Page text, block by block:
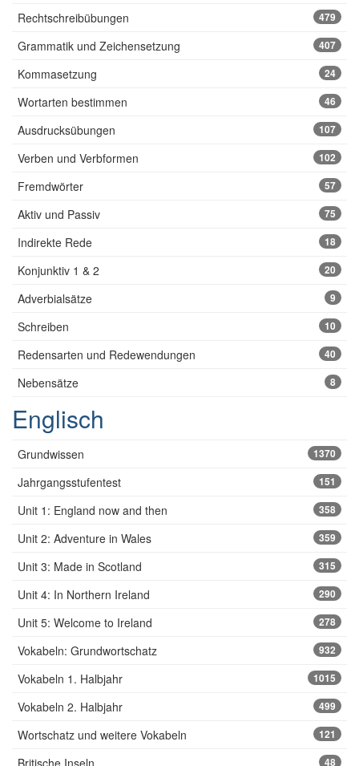
Rechtschreibübungen 479
Grammatik und Zeichensetzung 407
Kommasetzung 24
Wortarten bestimmen 46
Ausdrucksübungen 107
Verben und Verbformen 102
Fremdwörter 57
Aktiv und Passiv 75
Indirekte Rede 18
Konjunktiv 1 & 2 20
Adverbialsätze 9
Schreiben 10
Redensarten und Redewendungen 40
Nebensätze 8
Englisch
Grundwissen 1370
Jahrgangsstufentest 151
Unit 1: England now and then 358
Unit 2: Adventure in Wales 359
Unit 3: Made in Scotland 315
Unit 4: In Northern Ireland 290
Unit 5: Welcome to Ireland 278
Vokabeln: Grundwortschatz 932
Vokabeln 1. Halbjahr 1015
Vokabeln 2. Halbjahr 499
Wortschatz und weitere Vokabeln 121
Britische Inseln 48